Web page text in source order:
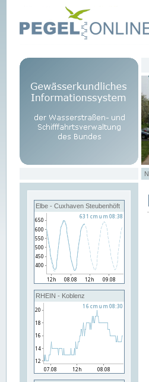
Elbe - Cuxhaven Steubenhöft
RHEIN - Koblenz